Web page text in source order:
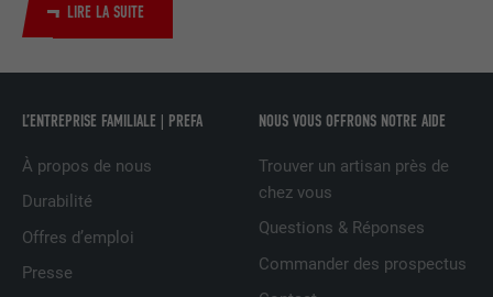
LIRE LA SUITE
L’ENTREPRISE FAMILIALE | PREFA
À propos de nous
Durabilité
Offres d’emploi
Presse
NOUS VOUS OFFRONS NOTRE AIDE
Trouver un artisan près de
chez vous
Questions & Réponses
Commander des prospectus
EXPIRATION
NOM